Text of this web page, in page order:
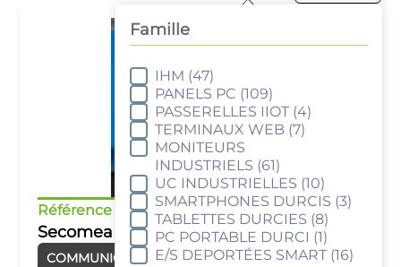
Famille
Famille
IHM (47)
PANELS PC (109)
PASSERELLES IIOT (4)
TERMINAUX WEB (7)
MONITEURS
INDUSTRIELS (61)
UC INDUSTRIELLES (10)
SMARTPHONES DURCIS (3)
TABLETTES DURCIES (8)
PC PORTABLE DURCI (1)
E/S DEPORTÉES SMART (16)
Référence : Secomea
Secomea
COMMUNICATION